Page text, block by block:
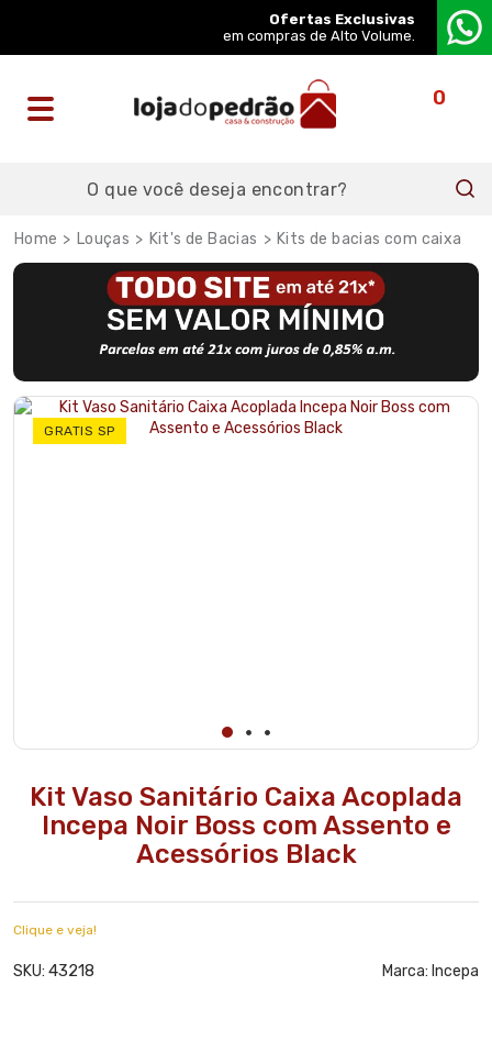
Ofertas Exclusivas
em compras de Alto Volume.
0
Louças Kit's de Bacias Kits de bacias com caixa
GRATIS SP
Kit Vaso Sanitário Caixa Acoplada
Incepa Noir Boss com Assento e
Acessórios Black
Clique e veja!
SKU: 43218 Marca: Incepa